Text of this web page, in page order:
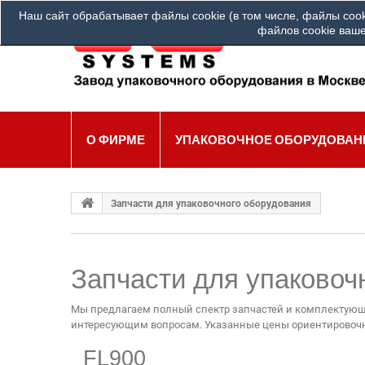
Наш сайт обрабатывает файлы cookie (в том числе, файлы
файлов cookie
О ФИРМЕ УПАКОВОЧНОЕ
Запчасти для упаковочного оборудования
Запчасти для
Мы предлагаем полный спектр запчастей и
интересующим вопросам. Указанные цены
FL900